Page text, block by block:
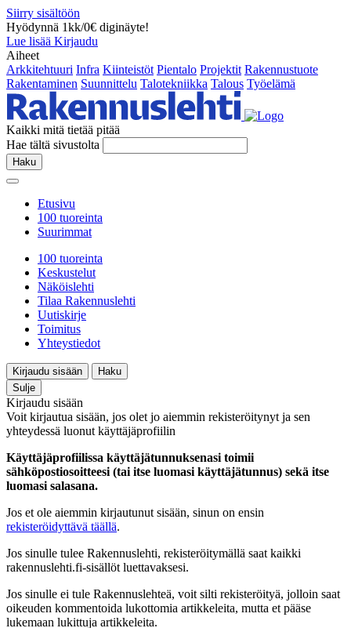
Siirry sisältöön
Hyödynnä 1kk/0€ diginäyte!
Lue lisää Kirjaudu
Aiheet
Arkkitehtuuri Infra Kiinteistöt Pientalo Projektit Rakennustuote
Rakentaminen Suunnittelu Talotekniikka Talous Työelämä
Kaikki mitä tietää pitää
Hae tältä sivustolta
Haku
Etusivu
100 tuoreinta
Suurimmat
100 tuoreinta
Keskustelut
Näköislehti
Tilaa Rakennuslehti
Uutiskirje
Toimitus
Yhteystiedot
Kirjaudu sisään
Haku
Sulje
Kirjaudu sisään
Voit kirjautua sisään, jos olet jo aiemmin rekisteröitynyt ja sen
yhteydessä luonut käyttäjäprofiilin
Käyttäjäprofiilissa käyttäjätunnuksenasi toimii
sähköpostiosoitteesi (tai itse luomasi käyttäjätunnus) sekä itse
luomasi salasana.
Jos et ole aiemmin kirjautunut sisään, sinun on ensin
rekisteröidyttävä täällä.
Jos sinulle tulee Rakennuslehti, rekisteröitymällä saat kaikki
rakennuslehti.fi-sisällöt luettavaksesi.
Jos sinulle ei tule Rakennuslehteä, voit silti rekisteröityä, jolloin saat
oikeuden kommentoida lukottomia artikkeleita, mutta et pääse
lukemaan lukittuja artikkeleita.